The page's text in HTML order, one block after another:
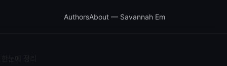
AuthorsAbout — Savannah Em